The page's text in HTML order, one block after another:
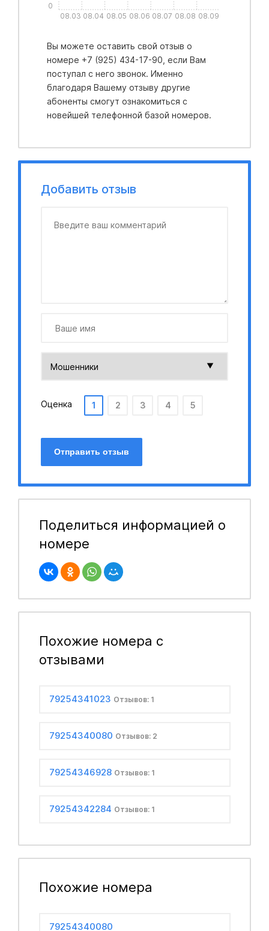
08.03 08.04 08.05 08.06 08.07 08.08 08.09
0
Вы можете оставить свой отзыв о
номере +7 (925) 434-17-90, если Вам
поступал с него звонок. Именно
благодаря Вашему отзыву другие
абоненты смогут ознакомиться с
новейшей телефонной базой номеров.
Добавить отзыв
Оценка 1 2 3 4 5
Отправить отзыв
Поделиться информацией о
номере
Похожие номера с
отзывами
79254341023 Отзывов: 1
79254340080 Отзывов: 2
79254346928 Отзывов: 1
79254342284 Отзывов: 1
Похожие номера
79254340080